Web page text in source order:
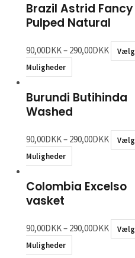
Brazil Astrid Fancy
Pulped Natural
90,00DKK– 290,00DKK
Vælg
Muligheder
Burundi Butihinda
Washed
90,00DKK– 290,00DKK
Vælg
Muligheder
Colombia Excelso
vasket
90,00DKK– 290,00DKK
Vælg
Muligheder